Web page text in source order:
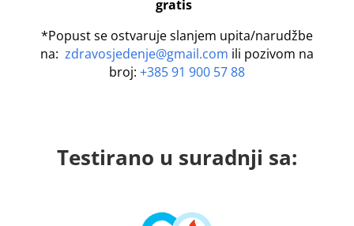
gratis
*Popust se ostvaruje slanjem upita/narudžbe
na: zdravosjedenje@gmail.com ili pozivom na
broj: +385 91 900 57 88
Testirano u suradnji sa: